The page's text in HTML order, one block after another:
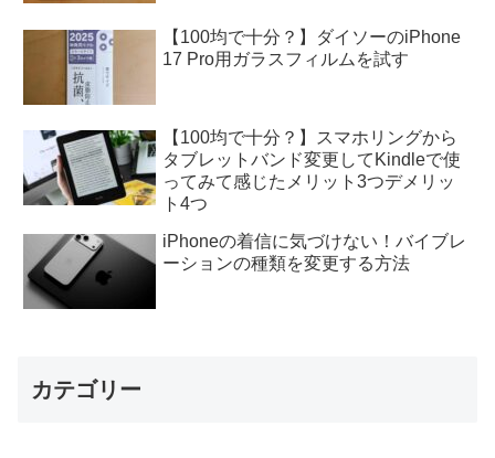
【100均で十分？】ダイソーのiPhone
17 Pro用ガラスフィルムを試す
【100均で十分？】スマホリングから
タブレットバンド変更してKindleで使
ってみて感じたメリット3つデメリッ
ト4つ
iPhoneの着信に気づけない！バイブレ
ーションの種類を変更する方法
カテゴリー